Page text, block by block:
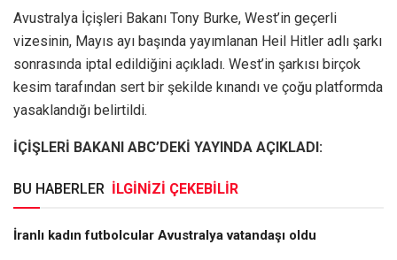
Avustralya İçişleri Bakanı Tony Burke, West’in geçerli
vizesinin, Mayıs ayı başında yayımlanan Heil Hitler adlı şarkı
sonrasında iptal edildiğini açıkladı. West’in şarkısı birçok
kesim tarafından sert bir şekilde kınandı ve çoğu platformda
yasaklandığı belirtildi.
İÇİŞLERİ BAKANI ABC’DEKİ YAYINDA AÇIKLADI:
BU HABERLER İLGİNİZİ ÇEKEBİLİR
İranlı kadın futbolcular Avustralya vatandaşı oldu